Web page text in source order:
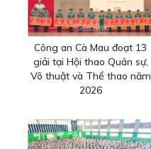
Công an Cà Mau đoạt 13
giải tại Hội thao Quân sự,
Võ thuật và Thể thao năm
2026